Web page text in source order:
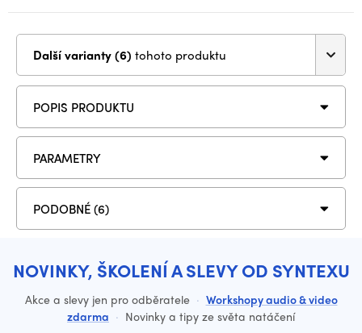
Další varianty (6) tohoto produktu
POPIS PRODUKTU
PARAMETRY
PODOBNÉ (6)
NOVINKY, ŠKOLENÍ A SLEVY OD SYNTEXU
Akce a slevy jen pro odběratele · Workshopy audio & video
zdarma · Novinky a tipy ze světa natáčení